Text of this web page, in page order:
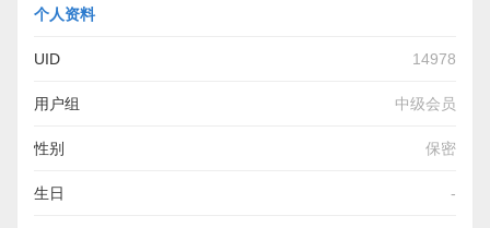
个人资料
UID 14978
用户组 中级会员
性别 保密
生日 -